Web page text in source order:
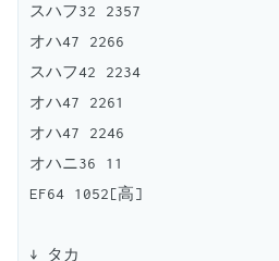
スハフ32 2357
オハ47 2266
スハフ42 2234
オハ47 2261
オハ47 2246
オハニ36 11
EF64 1052[高]